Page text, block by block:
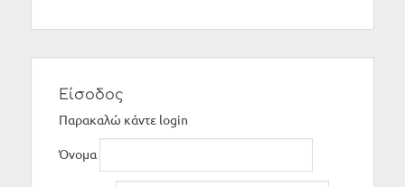
Είσοδος
Παρακαλώ κάντε login
Όνομα